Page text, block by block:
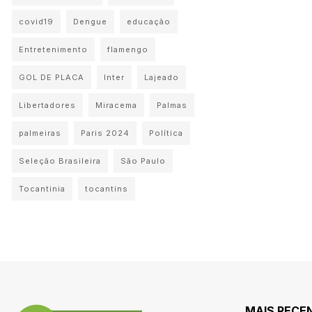
covid19 Dengue educação
Entretenimento flamengo
GOL DE PLACA Inter Lajeado
Libertadores Miracema Palmas
palmeiras Paris 2024 Política
Seleção Brasileira São Paulo
Tocantinia tocantins